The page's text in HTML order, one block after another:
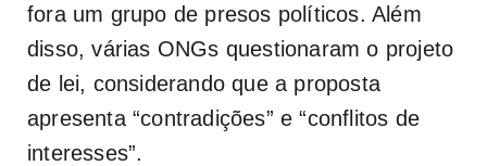
fora um grupo de presos políticos. Além
disso, várias ONGs questionaram o projeto
de lei, considerando que a proposta
apresenta “contradições” e “conflitos de
interesses”.